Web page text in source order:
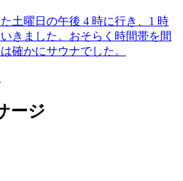
土曜日の午後 4 時に行き、1 時
きました。おそらく時間帯を間
確かにサウナでした。
ージ